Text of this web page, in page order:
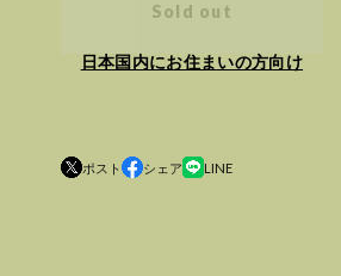
Sold out
日本国内にお住まいの方向け
ポスト シェア LINE